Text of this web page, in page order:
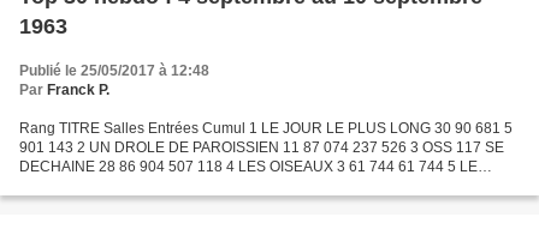
1963
Publié le 25/05/2017 à 12:48
Par Franck P.
Rang TITRE Salles Entrées Cumul 1 LE JOUR LE PLUS LONG 30 90 681 5
901 143 2 UN DROLE DE PAROISSIEN 11 87 074 237 526 3 OSS 117 SE
DECHAINE 28 86 904 507 118 4 LES OISEAUX 3 61 744 61 744 5 LE